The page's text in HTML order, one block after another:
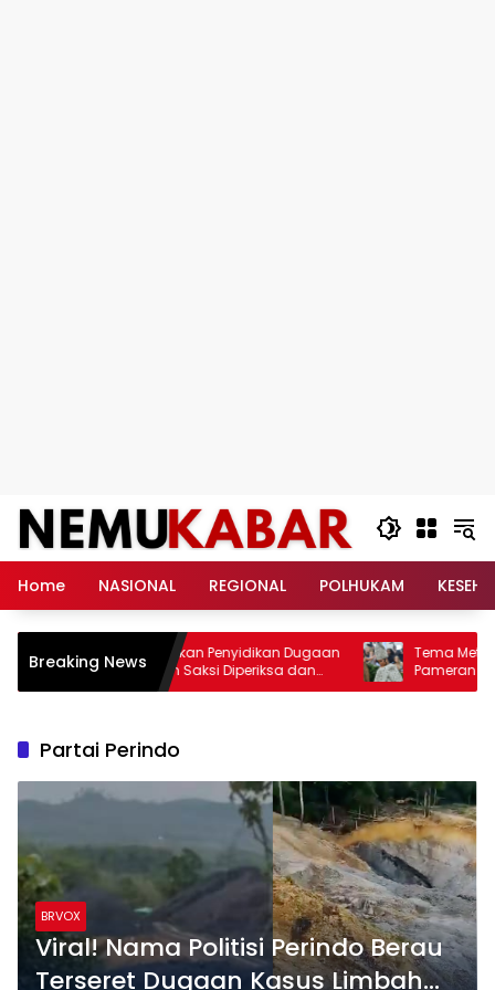
Langsung
konten
Home
NASIONAL REGIONAL POLHUKAM
Breaking News
Kejagung Intensifkan Penyidikan Dugaan
TPPU FA, Sembilan Saksi Diperiksa dan
Aset Ditelusuri
Tema Met Gala
Pameran John
di Dunia Fashion
Partai Perindo
BRVOX
Viral! Nama Politisi Perindo Berau
Terseret Dugaan Kasus Limbah